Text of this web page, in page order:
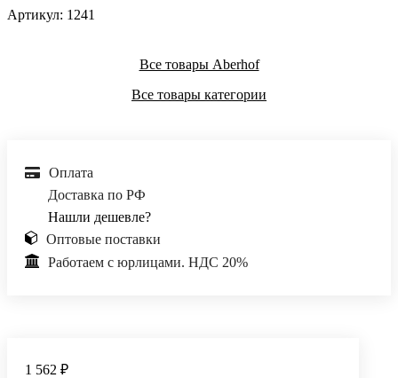
Артикул: 1241
Все товары Aberhof
Все товары категории
Оплата
Доставка по РФ
Нашли дешевле?
Оптовые поставки
Работаем с юрлицами. НДС 20%
1 562 ₽